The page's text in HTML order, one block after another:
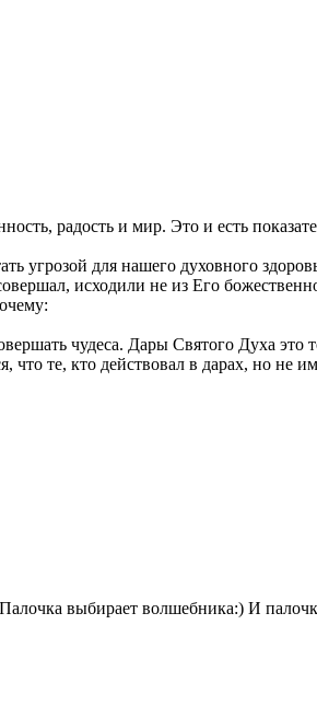
радость и мир. Это и есть
угрозой для нашего духовного
исходили не из Его
чудеса. Дары Святого Духа это
те, кто действовал в дарах, но не
выбирает волшебника:) И